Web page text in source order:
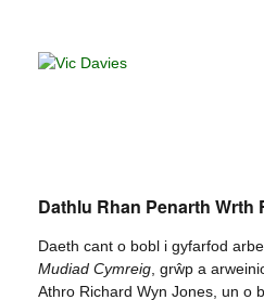
Dathlu Rhan Penarth Wrth
Daeth cant o bobl i gyfarfod
Mudiad Cymreig, grŵp a
Athro Richard Wyn Jones, un o